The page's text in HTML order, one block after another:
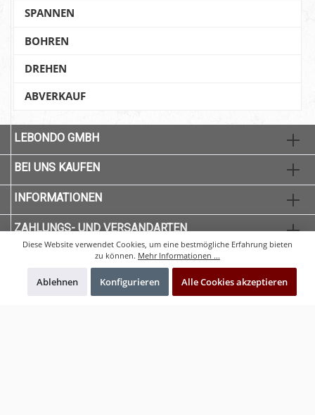
SPANNEN
BOHREN
DREHEN
ABVERKAUF
LEBONDO GMBH
BEI UNS KAUFEN
INFORMATIONEN
ZAHLUNGS- UND VERSANDARTEN
* Alle Preise exkl. gesetzl. Mehrwertsteuer zzgl.Versandkostenund ggf.
Nachnahmegebühren, wenn nicht anders angegeben.
Diese Website verwendet Cookies, um eine bestmögliche Erfahrung bieten
zu können. Mehr Informationen ...
Ablehnen Konfigurieren Alle Cookies akzeptieren